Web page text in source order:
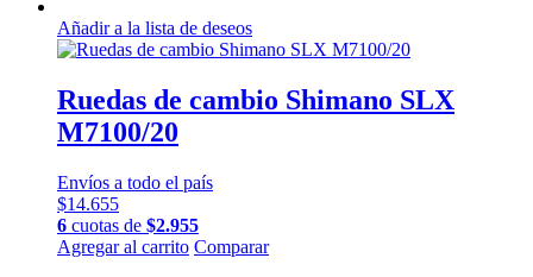
Añadir a la lista de deseos
Ruedas de cambio Shimano SLX
M7100/20
Envíos a todo el país
$14.655
6 cuotas de $2.955
Agregar al carrito Comparar